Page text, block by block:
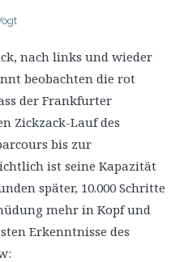
nach links und wieder
beobachten die rot
der Frankfurter
Zickzack-Lauf des
bis zur
ist seine Kapazität
später, 10.000 Schritte
mehr in Kopf und
Erkenntnisse des